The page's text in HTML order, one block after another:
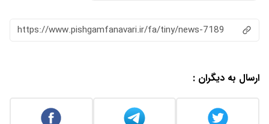
https://www.pishgamfanavari.ir/fa/tiny/news-7189
ارسال به دیگران :